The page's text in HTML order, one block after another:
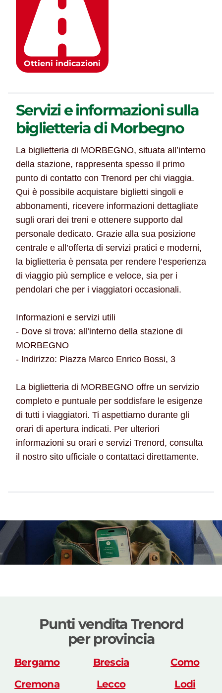
Ottieni indicazioni
Servizi e informazioni sulla
biglietteria di Morbegno
La biglietteria di MORBEGNO, situata all’interno
della stazione, rappresenta spesso il primo
punto di contatto con Trenord per chi viaggia.
Qui è possibile acquistare biglietti singoli e
abbonamenti, ricevere informazioni dettagliate
sugli orari dei treni e ottenere supporto dal
personale dedicato. Grazie alla sua posizione
centrale e all’offerta di servizi pratici e moderni,
la biglietteria è pensata per rendere l’esperienza
di viaggio più semplice e veloce, sia per i
pendolari che per i viaggiatori occasionali.
Informazioni e servizi utili
- Dove si trova: all’interno della stazione di
MORBEGNO
- Indirizzo: Piazza Marco Enrico Bossi, 3
La biglietteria di MORBEGNO offre un servizio
completo e puntuale per soddisfare le esigenze
di tutti i viaggiatori. Ti aspettiamo durante gli
orari di apertura indicati. Per ulteriori
informazioni su orari e servizi Trenord, consulta
il nostro sito ufficiale o contattaci direttamente.
Punti vendita Trenord
per provincia
Bergamo Brescia
Como
Cremona
Lecco Lodi